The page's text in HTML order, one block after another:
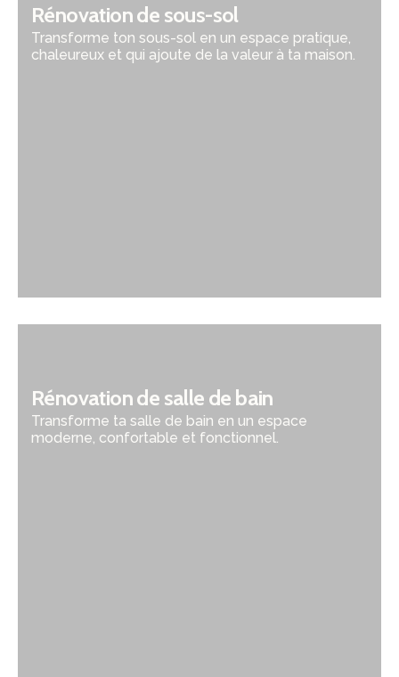
Rénovation de sous-sol
Transforme ton sous-sol en un espace pratique,
chaleureux et qui ajoute de la valeur à ta maison.
Rénovation de salle de bain
Transforme ta salle de bain en un espace
moderne, confortable et fonctionnel.